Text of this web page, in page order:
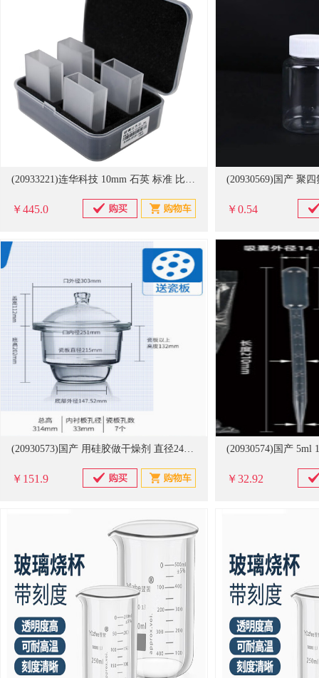
(20933221)连华科技 10mm 石英 标准 比色皿 黑色(单位：个)
￥445.0 ￥0.54
(20930573)国产 用硅胶做干燥剂 直径240mm 玻璃干燥器(单位：个)
￥151.9 ￥32.92